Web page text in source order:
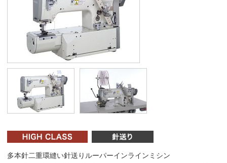
多本針二重環縫い針送りルーパーインラインミシン